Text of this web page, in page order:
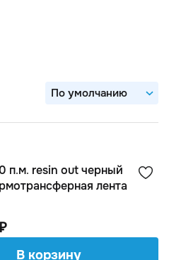
По умолчанию
п.м. resin out черный
лента
В корзину